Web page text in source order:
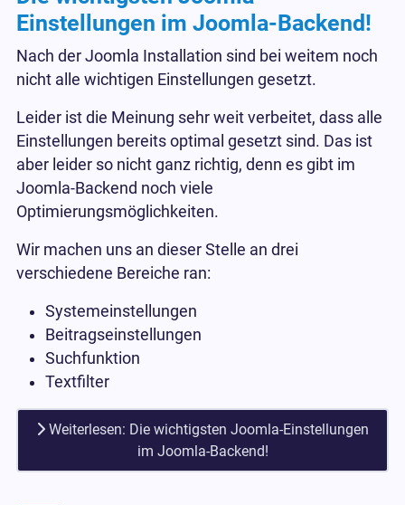
Einstellungen im Joomla-Backend!
Nach der Joomla Installation sind bei weitem noch
nicht alle wichtigen Einstellungen gesetzt.
Leider ist die Meinung sehr weit verbeitet, dass alle
Einstellungen bereits optimal gesetzt sind. Das ist
aber leider so nicht ganz richtig, denn es gibt im
Joomla-Backend noch viele
Optimierungsmöglichkeiten.
Wir machen uns an dieser Stelle an drei
verschiedene Bereiche ran:
Systemeinstellungen
Beitragseinstellungen
Suchfunktion
Textfilter
Weiterlesen: Die wichtigsten Joomla-Einstellungen
im Joomla-Backend!